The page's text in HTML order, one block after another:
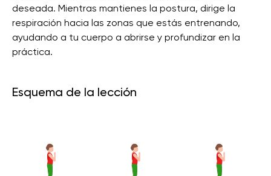
deseada. Mientras mantienes la postura, dirige la
respiración hacia las zonas que estás entrenando,
ayudando a tu cuerpo a abrirse y profundizar en la
práctica.
Esquema de la lección